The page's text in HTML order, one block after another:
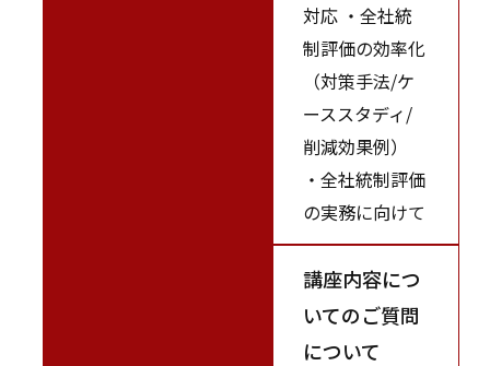
対応 ・全社統
制評価の効率化
（対策手法/ケ
ーススタディ/
削減効果例）
・全社統制評価
の実務に向けて
講座内容につ
いてのご質問
について